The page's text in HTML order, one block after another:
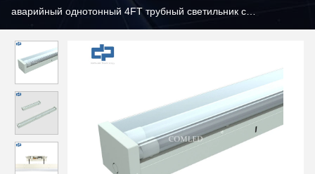
аварийный однотонный 4FT трубный светильник с